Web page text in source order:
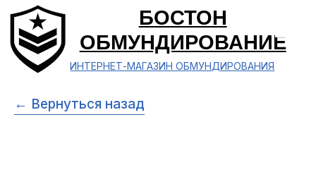
БОСТОН
ОБМУНДИРОВАНИЕ
ИНТЕРНЕТ-МАГАЗИН ОБМУНДИРОВАНИЯ
← Вернуться назад